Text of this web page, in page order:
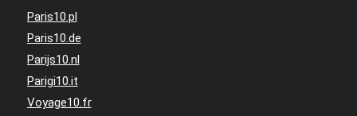
Paris10.pl
Paris10.de
Parijs10.nl
Parigi10.it
Voyage10.fr